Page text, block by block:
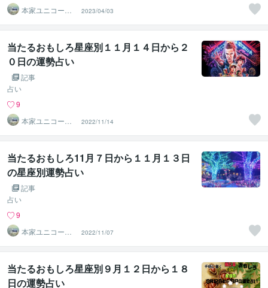
本家ユニコーン
の使者桜10周年
ありがとう
2023/04/03
当たるおもしろ星座別１１月１４日から２
０日の運勢占い
記事
占い
9
本家ユニコーン
の使者桜10周年
ありがとう
2022/11/14
当たるおもしろ11月７日から１１月１３日
の星座別運勢占い
記事
占い
9
本家ユニコーン
の使者桜10周年
ありがとう
2022/11/07
当たるおもしろ星座別９月１２日から１８
日の運勢占い